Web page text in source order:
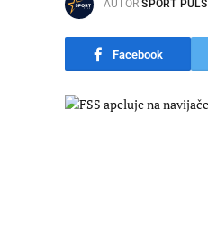
AUTOR SPORT PULS
Facebook